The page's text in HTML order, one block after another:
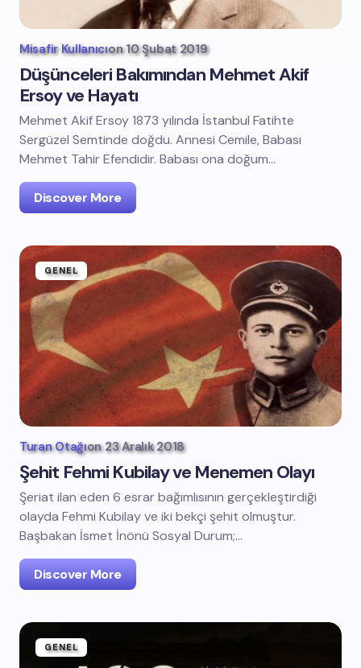
Misafir Kullanıcıon 10 Şubat 2019
Düşünceleri Bakımından Mehmet Akif
Ersoy ve Hayatı
Mehmet Akif Ersoy 1873 yılında İstanbul Fatihte
Sergüzel Semtinde doğdu. Annesi Cemile, Babası
Mehmet Tahir Efendidir. Babası ona doğum…
Discover More
GENEL
Turan Otağıon 23 Aralık 2018
Şehit Fehmi Kubilay ve Menemen Olayı
Şeriat ilan eden 6 esrar bağımlısının gerçekleştirdiği
olayda Fehmi Kubilay ve iki bekçi şehit olmuştur.
Başbakan İsmet İnönü Sosyal Durum;…
Discover More
GENEL